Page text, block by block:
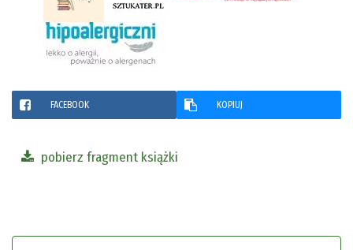
FACEBOOK KOPIUJ
pobierz fragment książki